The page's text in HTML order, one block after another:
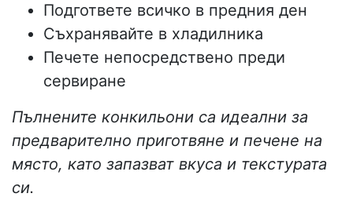
Подгответе всичко в предния ден
Съхранявайте в хладилника
Печете непосредствено преди
сервиране
Пълнените конкильони са идеални за
предварително приготвяне и печене на
място, като запазват вкуса и текстурата
си.